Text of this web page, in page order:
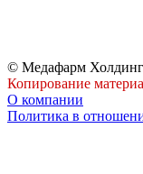
© Медафарм Холдинг.
Копирование
О компании
Политика в